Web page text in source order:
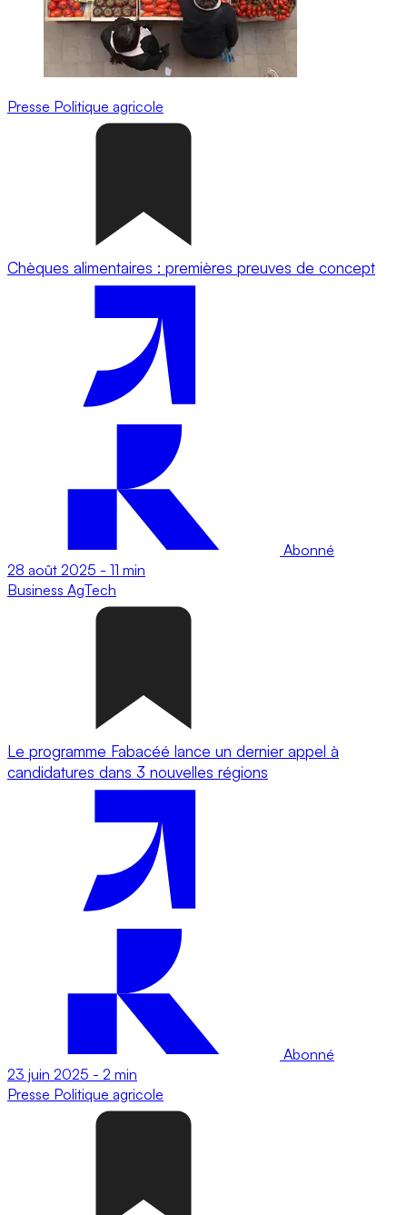
Presse Politique agricole
Chèques alimentaires : premières preuves de concept
Abonné
28 août 2025 - 11 min
Business AgTech
Le programme Fabacéé lance un dernier appel à
candidatures dans 3 nouvelles régions
Abonné
23 juin 2025 - 2 min
Presse Politique agricole